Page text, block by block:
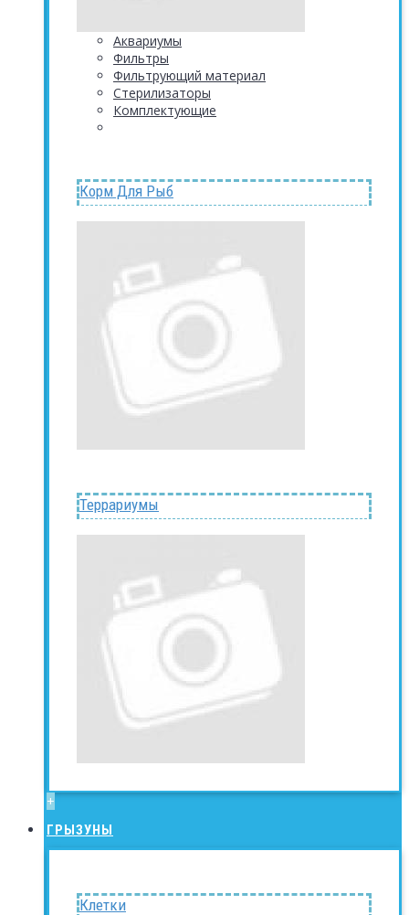
Аквариумы
Фильтры
Фильтрующий материал
Стерилизаторы
Комплектующие
Корм Для Рыб
Террариумы
+
ГРЫЗУНЫ
Клетки